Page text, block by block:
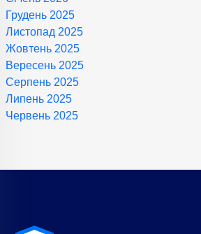
Грудень 2025
Листопад 2025
Жовтень 2025
Вересень 2025
Серпень 2025
Липень 2025
Червень 2025